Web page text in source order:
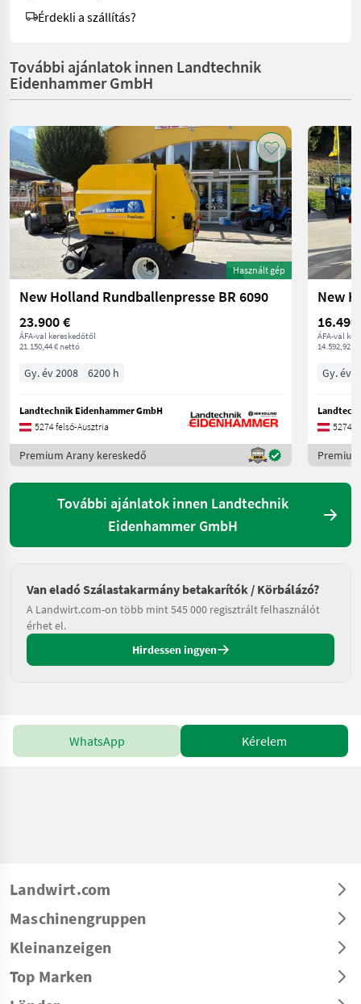
Érdekli a szállítás?
További ajánlatok innen Landtechnik
Eidenhammer GmbH
Használt gép
New Holland Rundballenpresse BR 6090
23.900 €
ÁFA-val kereskedőtől
21.150,44 € nettó
Gy. év 2008 6200 h
Landtechnik Eidenhammer GmbH
5274 felső-Ausztria
Premium Arany kereskedő
New
16.490
ÁFA-val
14.592,92 €
Gy. év
5274
További ajánlatok innen Landtechnik
Eidenhammer GmbH
Van eladó Szálastakarmány betakarítók / Körbálázó?
A Landwirt.com-on több mint 545 000 regisztrált felhasználót
érhet el.
Hirdessen ingyen
WhatsApp Kérelem
Landwirt.com
Maschinengruppen
Kleinanzeigen
Top Marken